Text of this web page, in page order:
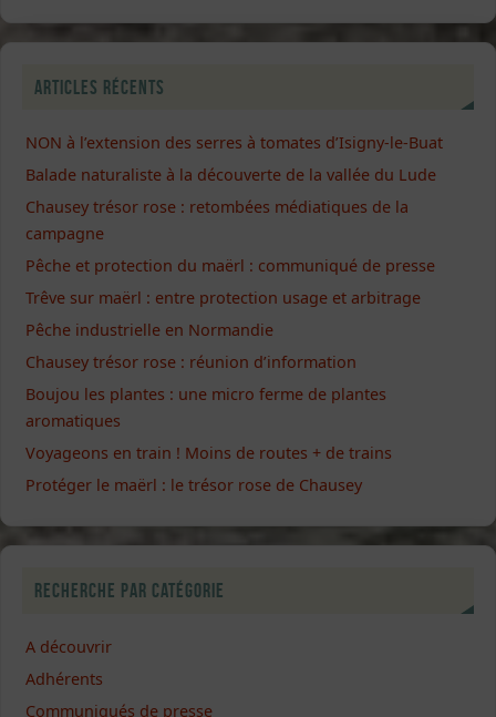
Articles récents
NON à l’extension des serres à tomates d’Isigny-le-Buat
Balade naturaliste à la découverte de la vallée du Lude
Chausey trésor rose : retombées médiatiques de la
campagne
Pêche et protection du maërl : communiqué de presse
Trêve sur maërl : entre protection usage et arbitrage
Pêche industrielle en Normandie
Chausey trésor rose : réunion d’information
Boujou les plantes : une micro ferme de plantes
aromatiques
Voyageons en train ! Moins de routes + de trains
Protéger le maërl : le trésor rose de Chausey
Recherche par catégorie
A découvrir
Adhérents
Communiqués de presse